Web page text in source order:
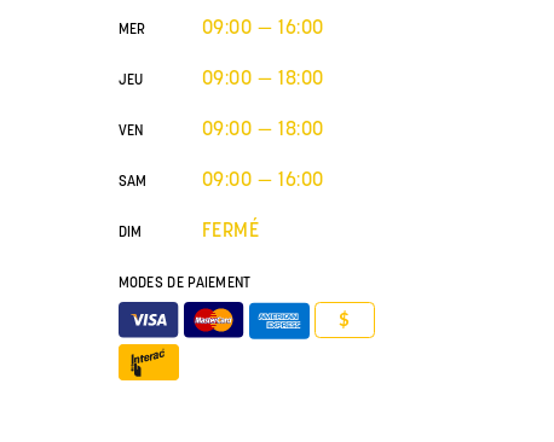
MER 09:00 — 16:00
JEU 09:00 — 18:00
VEN 09:00 — 18:00
SAM 09:00 — 16:00
DIM FERMÉ
MODES DE PAIEMENT
$